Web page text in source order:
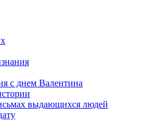
с днем Валентина
выдающихся людей